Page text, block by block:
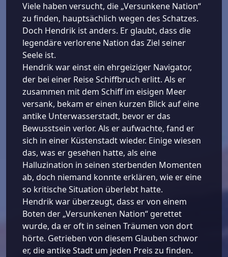
Viele haben versucht, die „Versunkene Nation“
zu finden, hauptsächlich wegen des Schatzes.
Doch Hendrik ist anders. Er glaubt, dass die
legendäre verlorene Nation das Ziel seiner
Seele ist.
Hendrik war einst ein ehrgeiziger Navigator,
der bei einer Reise Schiffbruch erlitt. Als er
zusammen mit dem Schiff im eisigen Meer
versank, bekam er einen kurzen Blick auf eine
antike Unterwasserstadt, bevor er das
Bewusstsein verlor. Als er aufwachte, fand er
sich in einer Küstenstadt wieder. Einige wiesen
das, was er gesehen hatte, als eine
Halluzination in seinen sterbenden Momenten
ab, doch niemand konnte erklären, wie er eine
so kritische Situation überlebt hatte.
Hendrik war überzeugt, dass er von einem
Boten der „Versunkenen Nation“ gerettet
wurde, da er oft in seinen Träumen von dort
hörte. Getrieben von diesem Glauben schwor
er, die antike Stadt um jeden Preis zu finden.